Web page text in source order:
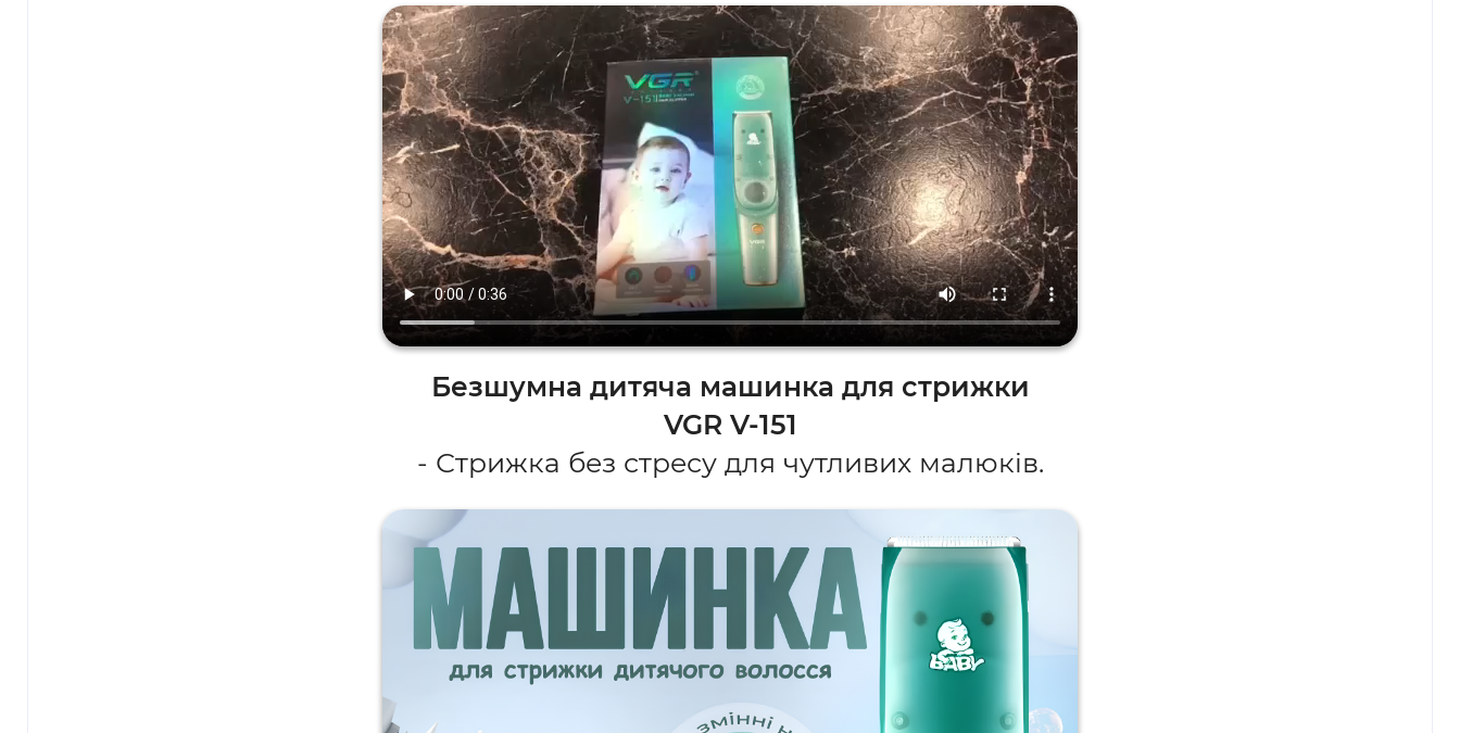
Безшумна дитяча машинка для стрижки
VGR V-151
- Стрижка без стресу для чутливих малюків.